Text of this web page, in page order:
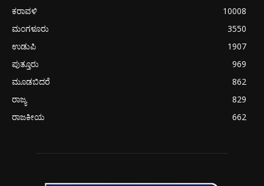
ಕರಾವಳಿ
10008
ಮಂಗಳೂರು
3550
ಉಡುಪಿ
1907
ಪುತ್ತೂರು
969
ಮೂಡಬಿದರೆ
862
ರಾಜ್ಯ
829
ರಾಜಕೀಯ
662